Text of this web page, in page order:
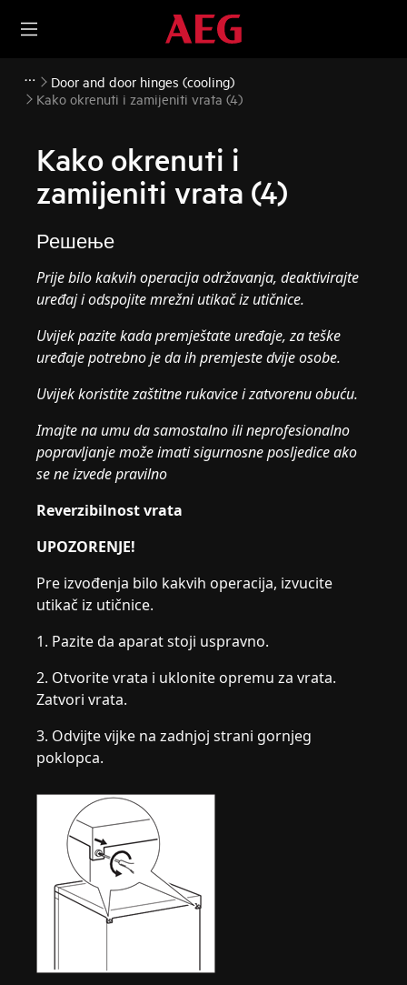
Door and door hinges (cooling)
Kako okrenuti i zamijeniti vrata (4)
Kako okrenuti i
zamijeniti vrata (4)
Решење
Prije bilo kakvih operacija održavanja, deaktivirajte
uređaj i odspojite mrežni utikač iz utičnice.
Uvijek pazite kada premještate uređaje, za teške
uređaje potrebno je da ih premjeste dvije osobe.
Uvijek koristite zaštitne rukavice i zatvorenu obuću.
Imajte na umu da samostalno ili neprofesionalno
popravljanje može imati sigurnosne posljedice ako
se ne izvede pravilno
Reverzibilnost vrata
UPOZORENJE!
Pre izvođenja bilo kakvih operacija, izvucite
utikač iz utičnice.
1. Pazite da aparat stoji uspravno.
2. Otvorite vrata i uklonite opremu za vrata.
Zatvori vrata.
3. Odvijte vijke na zadnjoj strani gornjeg
poklopca.